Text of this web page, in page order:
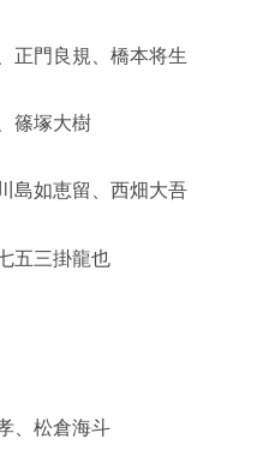
正門良規、橋本将生
篠塚大樹
島如恵留、西畑大吾
五三掛龍也
、松倉海斗